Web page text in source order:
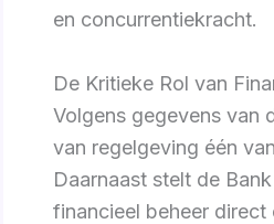
en concurrentiekracht.
De Kritieke Rol van
Volgens gegevens van
van regelgeving één
Daarnaast stelt de
financieel beheer